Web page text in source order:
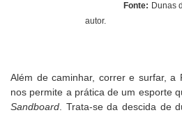
Fonte: Dunas
autor.
Além de caminhar, correr e surfar, a
nos permite a prática de um esporte
Sandboard . Trata-se da descida de